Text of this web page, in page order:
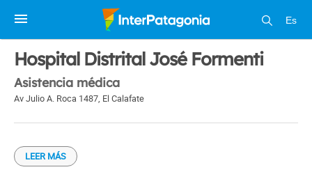
Es
1 / 1
Hospital Distrital José Formenti
Asistencia médica
Av Julio A. Roca 1487, El Calafate
LEER MÁS